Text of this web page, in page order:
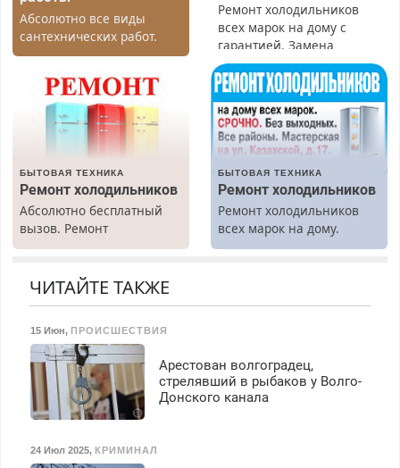
Абсолютно все виды
сантехнических работ.
Быстро. Качественно.
Ремонт холодильников
всех марок на дому с
гарантией. Замена
резины. Качественно.
Недорого. Без выходных.
Все районы. Скидка.
Вызов бесплатный.
БЫТОВАЯ ТЕХНИКА
Ремонт холодильников
Абсолютно бесплатный
вызов. Ремонт
холодильников всех
гарантией. Все р-ны.
40%. Мастер со стажем.
БЫТОВАЯ ТЕХНИКА
Ремонт холодильников
Ремонт холодильников
всех марок на дому.
ЧИТАЙТЕ ТАКЖЕ
15 Июн, ПРОИСШЕСТВИЯ
Арестован волгоградец,
стрелявший в рыбаков у Волго-
Донского канала
24 Июл 2025, КРИМИНАЛ